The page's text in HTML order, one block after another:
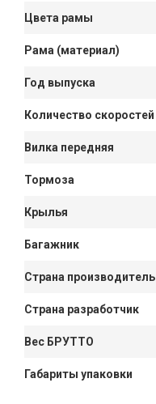
Цвета рамы
Рама (материал)
Год выпуска
Количество скоростей
Вилка передняя
Тормоза
Крылья
Багажник
Страна производитель
Страна разработчик
Вес БРУТТО
Габариты упаковки